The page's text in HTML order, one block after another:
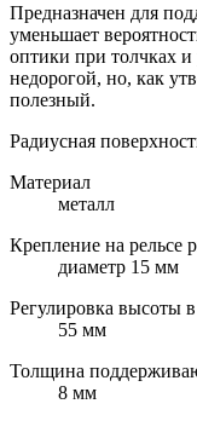
Предназначен для
уменьшает
оптики при толчках
недорогой, но, как
полезный.
Радиусная
Материал
металл
Крепление на рельсе
диаметр 15 мм
Регулировка высоты
55 мм
Толщина
8 мм